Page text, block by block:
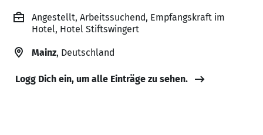
Angestellt, Arbeitssuchend, Empfangskraft im
Hotel, Hotel Stiftswingert
Mainz, Deutschland
Logg Dich ein, um alle Einträge zu sehen.